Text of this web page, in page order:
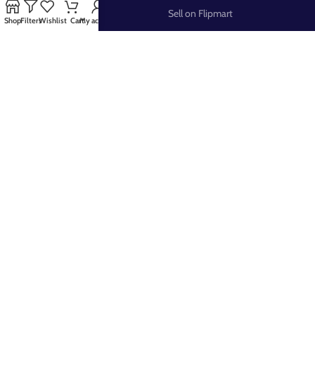
FB Group
Sell on Flipmart
ShopFiltersWishlist CartMy account